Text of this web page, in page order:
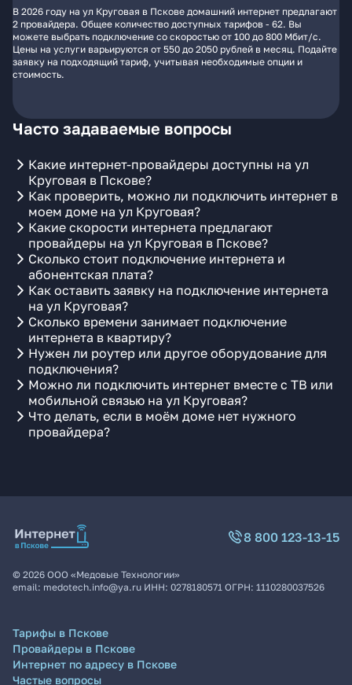
В 2026 году на ул Круговая в Пскове домашний интернет предлагают
2 провайдера. Общее количество доступных тарифов - 62. Вы
можете выбрать подключение со скоростью от 100 до 800 Мбит/с.
Цены на услуги варьируются от 550 до 2050 рублей в месяц. Подайте
заявку на подходящий тариф, учитывая необходимые опции и
стоимость.
Часто задаваемые вопросы
Какие интернет-провайдеры доступны на ул
Круговая в Пскове?
Как проверить, можно ли подключить интернет в
моем доме на ул Круговая?
Какие скорости интернета предлагают
провайдеры на ул Круговая в Пскове?
Сколько стоит подключение интернета и
абонентская плата?
Как оставить заявку на подключение интернета
на ул Круговая?
Сколько времени занимает подключение
интернета в квартиру?
Нужен ли роутер или другое оборудование для
подключения?
Можно ли подключить интернет вместе с ТВ или
мобильной связью на ул Круговая?
Что делать, если в моём доме нет нужного
провайдера?
8 800 123-13-15
© 2026 ООО «Медовые Технологии»
email: medotech.info@ya.ru ИНН: 0278180571 ОГРН: 1110280037526
Тарифы в Пскове
Провайдеры в Пскове
Интернет по адресу в Пскове
Частые вопросы